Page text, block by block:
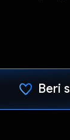
Beri